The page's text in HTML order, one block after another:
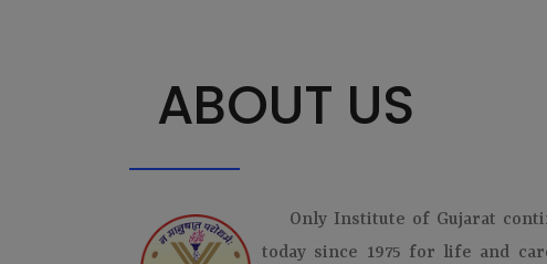
ABOUT US
Only Institute of Gujarat
today since 1975 for life and